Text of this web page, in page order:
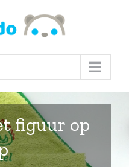
groot